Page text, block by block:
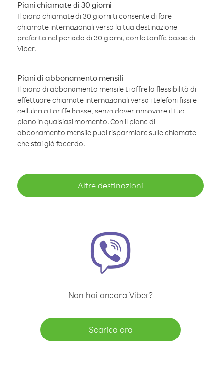
Piani chiamate di 30 giorni
Il piano chiamate di 30 giorni ti consente di fare
chiamate internazionali verso la tua destinazione
preferita nel periodo di 30 giorni, con le tariffe basse di
Viber.
Piani di abbonamento mensili
Il piano di abbonamento mensile ti offre la flessibilità di
effettuare chiamate internazionali verso i telefoni fissi e
cellulari a tariffe basse, senza dover rinnovare il tuo
piano in qualsiasi momento. Con il piano di
abbonamento mensile puoi risparmiare sulle chiamate
che stai già facendo.
Altre destinazioni
Non hai ancora Viber?
Scarica ora